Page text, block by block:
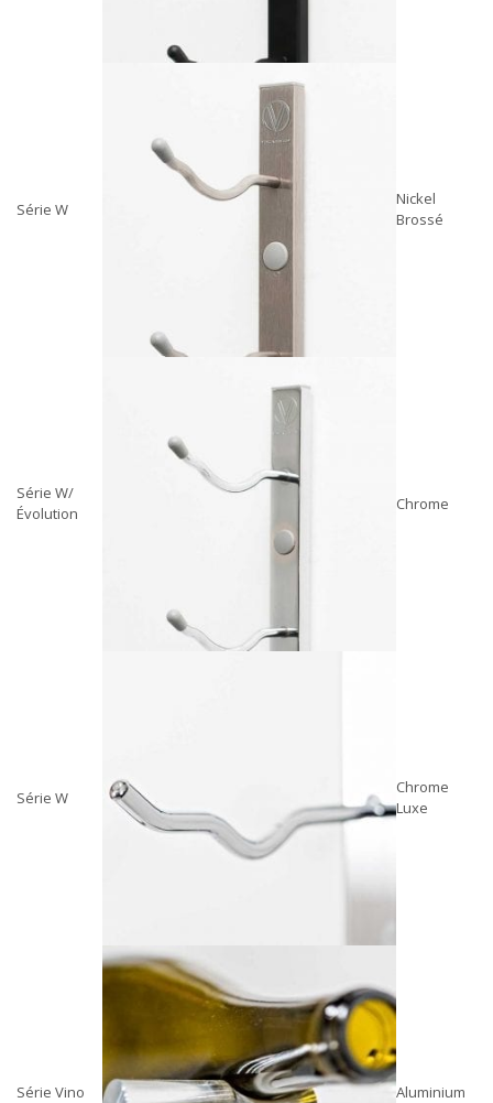
Série W
Nickel
Brossé
Série W/
Évolution
Chrome
Série W
Chrome
Luxe
Série Vino Aluminium